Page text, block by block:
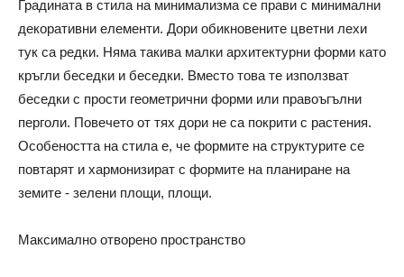
Градината в стила на минимализма се прави с минимални
декоративни елементи. Дори обикновените цветни лехи
тук са редки. Няма такива малки архитектурни форми като
кръгли беседки и беседки. Вместо това те използват
беседки с прости геометрични форми или правоъгълни
перголи. Повечето от тях дори не са покрити с растения.
Особеността на стила е, че формите на структурите се
повтарят и хармонизират с формите на планиране на
земите - зелени площи, площи.
Максимално отворено пространство